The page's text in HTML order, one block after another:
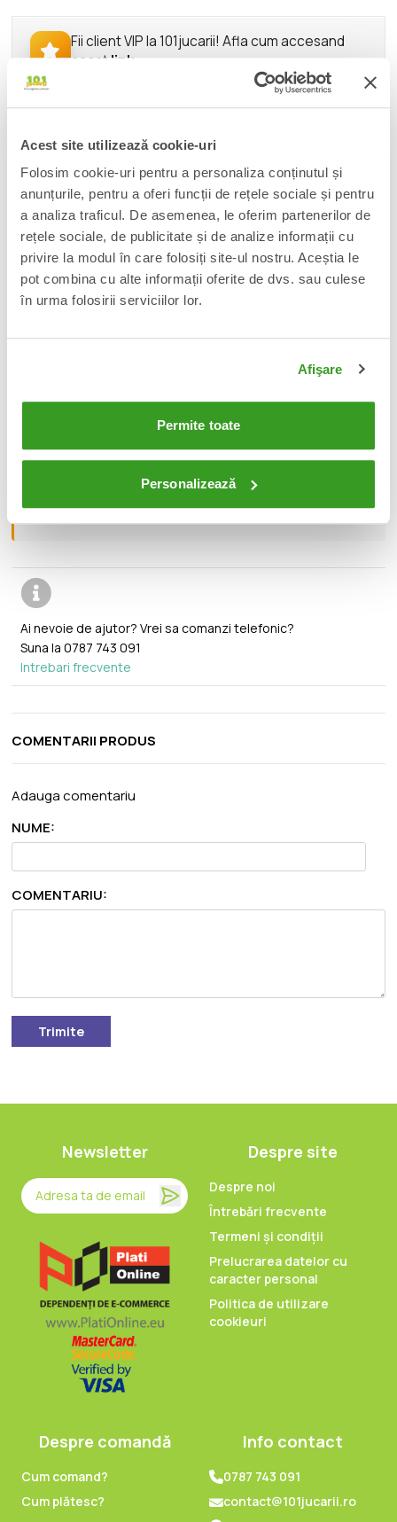
Acest site utilizează cookie-uri
Folosim cookie-uri pentru a personaliza conținutul și
anunțurile, pentru a oferi funcții de rețele sociale și pentru
a analiza traficul. De asemenea, le oferim partenerilor de
rețele sociale, de publicitate și de analize informații cu
privire la modul în care folosiți site-ul nostru. Aceștia le
pot combina cu alte informații oferite de dvs. sau culese
în urma folosirii serviciilor lor.
Afişare
Permite toate
Personalizează
Fii client VIP la 101jucarii! Afla cum accesand
acestlink.
Movie 5” Figure series. The Luigi figure is inspired by the movie
and comes with premium details including realistic acrylic eyes
and 22 points of articulation. Luigi comes with a blue glow-in-
the-dark Luma star accessory, all showcased in window box.
Wave 1 features Mario, Yoshi, Rosalina, and Bowser Jr. You can
collect them all! - 5” Luigi figure with premium details - 22
points of articulation - Realistic acrylic eyes - Blue glow-in-the
Acest produs este nou, sigilat si livrat in ambalajul
🔄 fara vreo justificare.
🚚
Ai nevoie de ajutor? Vrei sa comanzi telefonic?
Suna la0787 743 091
Intrebari frecvente
COMENTARII PRODUS
Adauga comentariu
NUME:
COMENTARIU:
Trimite
Newsletter Despre site
Despre noi
Întrebări frecvente
Termeni și condiții
Prelucrarea datelor cu
caracter personal
Politica de utilizare
cookieuri
Despre comandă
Cum comand?
Cum plătesc?
Info contact
0787 743 091
contact@101jucarii.ro